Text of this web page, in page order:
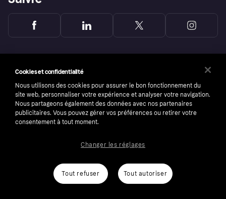
number: 556737-0431
ConditionsCookiesKlarna.com
Cookies et confidentialité
Nous utilisons des cookies pour assurer le bon fonctionnement du
site web, personnaliser votre expérience et analyser votre navigation.
Nous partageons également des données avec nos partenaires
publicitaires. Vous pouvez gérer vos préférences ou retirer votre
consentement à tout moment.
Tout refuser Tout autoriser
Changer les réglages